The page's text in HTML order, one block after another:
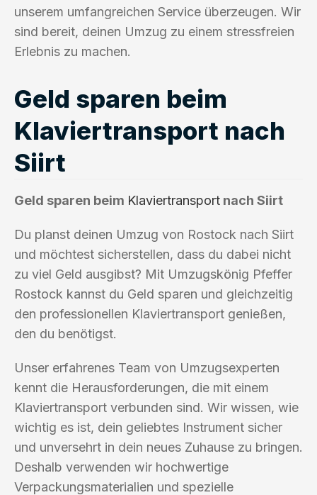
unserem umfangreichen Service überzeugen. Wir
sind bereit, deinen Umzug zu einem stressfreien
Erlebnis zu machen.
Geld sparen beim
Klaviertransport nach
Siirt
Geld sparen beim Klaviertransport nach Siirt
Du planst deinen Umzug von Rostock nach Siirt
und möchtest sicherstellen, dass du dabei nicht
zu viel Geld ausgibst? Mit Umzugskönig Pfeffer
Rostock kannst du Geld sparen und gleichzeitig
den professionellen Klaviertransport genießen,
den du benötigst.
Unser erfahrenes Team von Umzugsexperten
kennt die Herausforderungen, die mit einem
Klaviertransport verbunden sind. Wir wissen, wie
wichtig es ist, dein geliebtes Instrument sicher
und unversehrt in dein neues Zuhause zu bringen.
Deshalb verwenden wir hochwertige
Verpackungsmaterialien und spezielle